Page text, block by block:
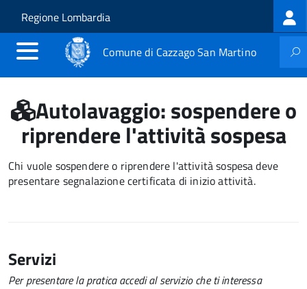
Salta al contenuto principale
Skip to site navigation
Regione Lombardia
Comune di Cazzago San Martino
Autolavaggio: sospendere o
riprendere l'attività sospesa
Chi vuole sospendere o riprendere l'attività sospesa deve
presentare segnalazione certificata di inizio attività.
Servizi
Per presentare la pratica accedi al servizio che ti interessa